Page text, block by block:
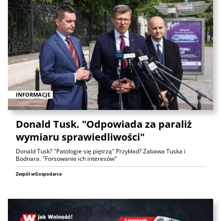
INFORMACJE
Donald Tusk. "Odpowiada za paraliż
wymiaru sprawiedliwości"
Donald Tusk? "Patologie się piętrzą" Przykład? Zabawa Tuska i
Bodnara. "Forsowanie ich interesów"
Zespół wGospodarce